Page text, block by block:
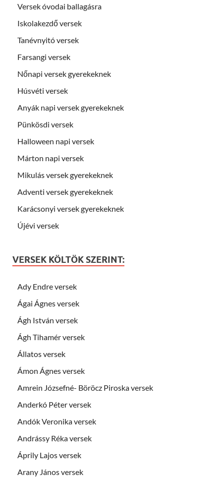
Versek óvodai ballagásra
Iskolakezdő versek
Tanévnyitó versek
Farsangi versek
Nőnapi versek gyerekeknek
Húsvéti versek
Anyák napi versek gyerekeknek
Pünkösdi versek
Halloween napi versek
Márton napi versek
Mikulás versek gyerekeknek
Adventi versek gyerekeknek
Karácsonyi versek gyerekeknek
Újévi versek
VERSEK KÖLTÖK SZERINT:
Ady Endre versek
Ágai Ágnes versek
Ágh István versek
Ágh Tihamér versek
Állatos versek
Ámon Ágnes versek
Amrein Józsefné- Böröcz Piroska versek
Anderkó Péter versek
Andók Veronika versek
Andrássy Réka versek
Áprily Lajos versek
Arany János versek